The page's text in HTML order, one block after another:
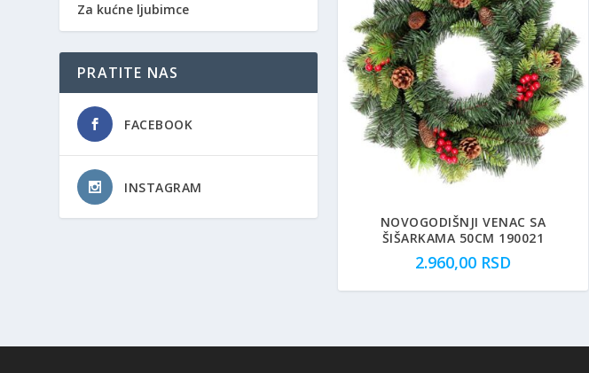
NOVOGODIŠNJI VENAC SA
ŠIŠARKAMA 50CM 190021
2.960,00 RSD
Za kućne ljubimce
PRATITE NAS
FACEBOOK
INSTAGRAM